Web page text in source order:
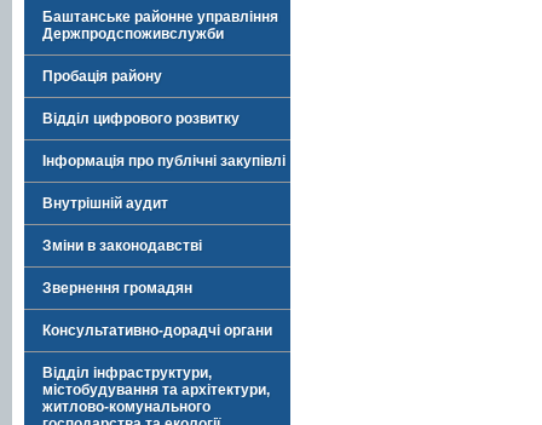
Баштанське районне управління
Держпродспоживслужби
Пробація району
Відділ цифрового розвитку
Інформація про публічні закупівлі
Внутрішній аудит
Зміни в законодавстві
Звернення громадян
Консультативно-дорадчі органи
Відділ інфраструктури,
містобудування та архітектури,
житлово-комунального